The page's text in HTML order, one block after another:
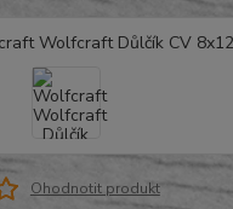
Ohodnotit produkt